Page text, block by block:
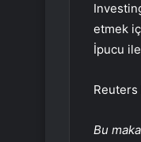
etmek
İpucu
Reuters
Bu